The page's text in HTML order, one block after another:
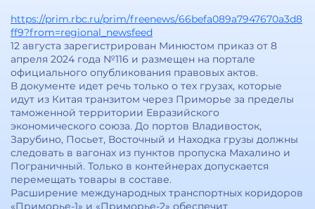
https://prim.rbc.ru/prim/freenews/66befa089a7947670a3d8
ff9?from=regional_newsfeed
12 августа зарегистрирован Минюстом приказ от 8
апреля 2024 года №116 и размещен на портале
официального опубликования правовых актов.
В документе идет речь только о тех грузах, которые
идут из Китая транзитом через Приморье за пределы
таможенной территории Евразийского
экономического союза. До портов Владивосток,
Зарубино, Посьет, Восточный и Находка грузы должны
следовать в вагонах из пунктов пропуска Махалино и
Пограничный. Только в контейнерах допускается
перемещать товары в составе.
Расширение международных транспортных коридоров
«Приморье-1» и «Приморье-2» обеспечит